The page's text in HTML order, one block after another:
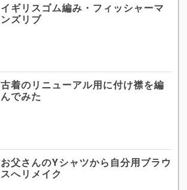
イギリスゴム編み・フィッシャーマ
ンズリブ
古着のリニューアル用に付け襟を編
んでみた
お父さんのYシャツから自分用ブラウ
スへリメイク